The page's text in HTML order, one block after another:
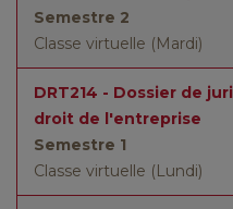
Semestre 2
Classe virtuelle (Mardi)
DRT214 - Dossier de
droit de l'entreprise
Semestre 1
Classe virtuelle (Lundi)